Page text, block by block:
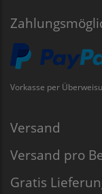
Vorkasse per
Versand
Versand pro
Gratis